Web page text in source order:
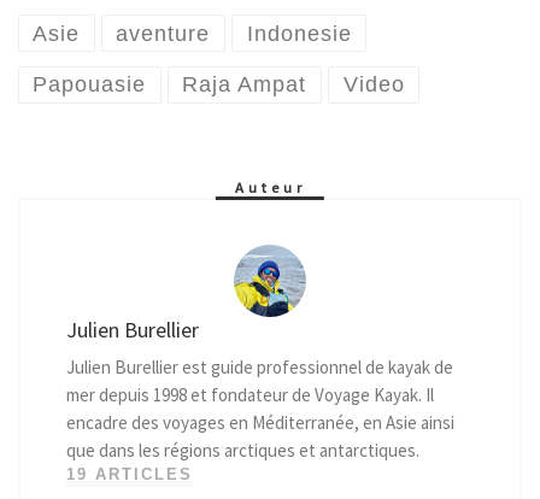
Asie aventure Indonesie
Papouasie Raja Ampat Video
Auteur
Julien Burellier
Julien Burellier est guide professionnel de kayak de
mer depuis 1998 et fondateur de Voyage Kayak. Il
encadre des voyages en Méditerranée, en Asie ainsi
que dans les régions arctiques et antarctiques.
19 ARTICLES